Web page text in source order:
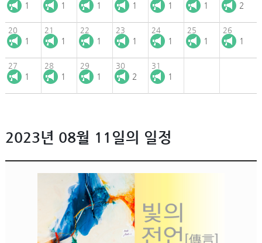
1 1 1 1 1 1 2
20
1
21
1
22
1
23
1
24
1
25
1
26
1
27
1
28
1
29
1
30
2
31
1
2023년 08월 11일의 일정